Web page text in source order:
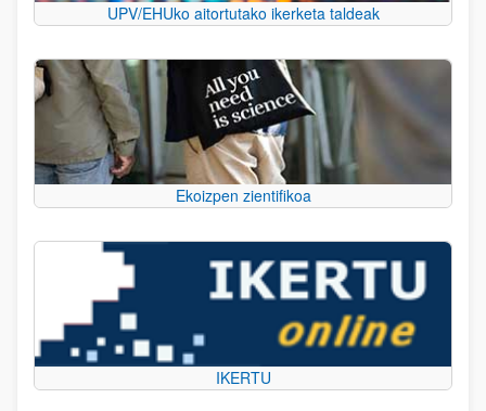
UPV/EHUko aitortutako ikerketa taldeak
Ekoizpen zientifikoa
IKERTU